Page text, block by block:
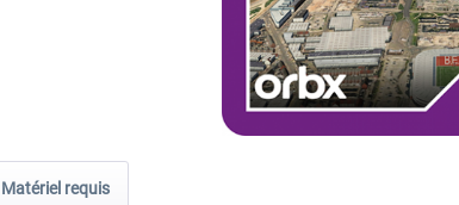
Matériel requis